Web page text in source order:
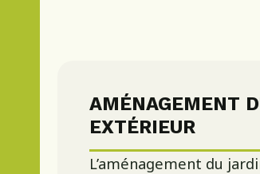
AMÉNAGEMENT
EXTÉRIEUR
L’aménagement du